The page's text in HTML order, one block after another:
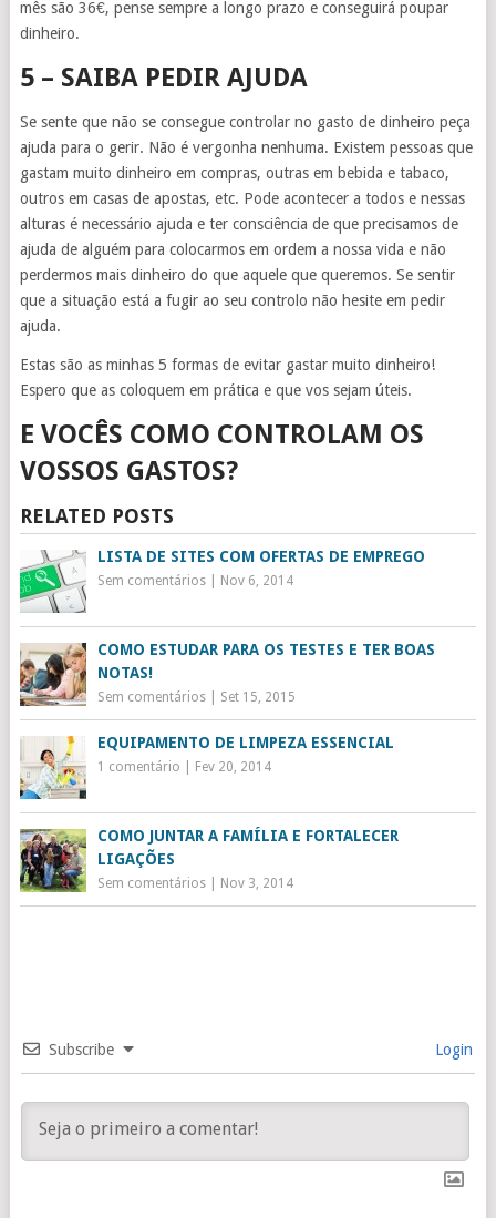
mês são 36€, pense sempre a longo prazo e conseguirá poupar
dinheiro.
5 – SAIBA PEDIR AJUDA
Se sente que não se consegue controlar no gasto de dinheiro peça
ajuda para o gerir. Não é vergonha nenhuma. Existem pessoas que
gastam muito dinheiro em compras, outras em bebida e tabaco,
outros em casas de apostas, etc. Pode acontecer a todos e nessas
alturas é necessário ajuda e ter consciência de que precisamos de
ajuda de alguém para colocarmos em ordem a nossa vida e não
perdermos mais dinheiro do que aquele que queremos. Se sentir
que a situação está a fugir ao seu controlo não hesite em pedir
ajuda.
Estas são as minhas 5 formas de evitar gastar muito dinheiro!
Espero que as coloquem em prática e que vos sejam úteis.
E VOCÊS COMO CONTROLAM OS
VOSSOS GASTOS?
RELATED POSTS
LISTA DE SITES COM OFERTAS DE EMPREGO
Sem comentários| Nov 6, 2014
COMO ESTUDAR PARA OS TESTES E TER BOAS
NOTAS!
Sem comentários| Set 15, 2015
EQUIPAMENTO DE LIMPEZA ESSENCIAL
1 comentário Fev 20, 2014
COMO JUNTAR A FAMÍLIA E FORTALECER
LIGAÇÕES
Sem comentários| Nov 3, 2014
Subscribe Login